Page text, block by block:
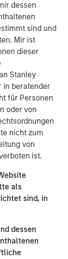
dessen
sind und
Mir ist
dieser
Stanley
in beratender
für Personen
oder von
nicht zum
von
ist.
als
sind, in
dessen
has
2013
cataract
is
Dr.
in
and Ecuador,
vision care
core values.
to patient-
and
across the
commitment
values align
and a
excited to
community